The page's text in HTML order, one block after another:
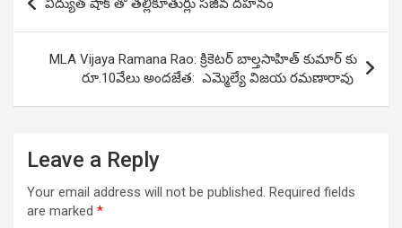
navigation
విద్యుత్ షాక్ తో తల్లీకూతుర్లు సజీవ దహనం
MLA Vijaya Ramana Rao: క్రికెటర్ బాల్తసాహిత్ కుమార్ కు
రూ.10వేలు అంద‌జేత‌: ఎమ్మెల్యే విజయ రమణారావు
Leave a Reply
Your email address will not be published. Required fields
are marked *